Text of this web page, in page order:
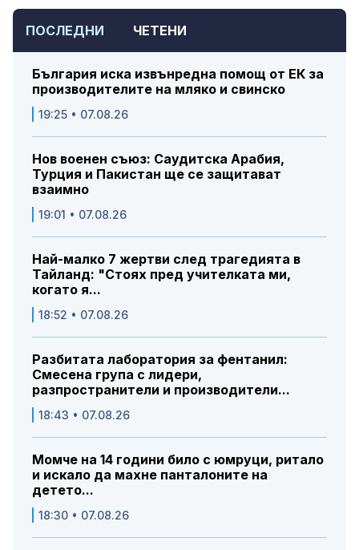
ПОСЛЕДНИ ЧЕТЕНИ
България иска извънредна помощ от ЕК за
производителите на мляко и свинско
19:25 • 07.08.26
Нов военен съюз: Саудитска Арабия,
Турция и Пакистан ще се защитават
взаимно
19:01 • 07.08.26
Най-малко 7 жертви след трагедията в
Тайланд: "Стоях пред учителката ми,
когато я...
18:52 • 07.08.26
Разбитата лаборатория за фентанил:
Смесена група с лидери,
разпространители и производители...
18:43 • 07.08.26
Момче на 14 години било с юмруци, ритало
и искало да махне панталоните на
детето...
18:30 • 07.08.26